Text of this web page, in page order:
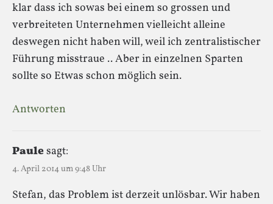
klar dass ich sowas bei einem so grossen und
verbreiteten Unternehmen vielleicht alleine
deswegen nicht haben will, weil ich zentralistischer
Führung misstraue .. Aber in einzelnen Sparten
sollte so Etwas schon möglich sein.
Antworten
Paulesagt:
4. April 2014 um 9:48 Uhr
Stefan, das Problem ist derzeit unlösbar. Wir haben